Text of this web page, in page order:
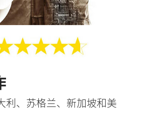
利、苏格兰、新加坡和美